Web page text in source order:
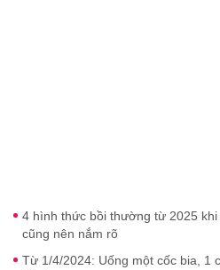
4 hình thức bồi thường từ 2025
cũng nên nắm rõ
Từ 1/4/2024: Uống một cốc bia, 1